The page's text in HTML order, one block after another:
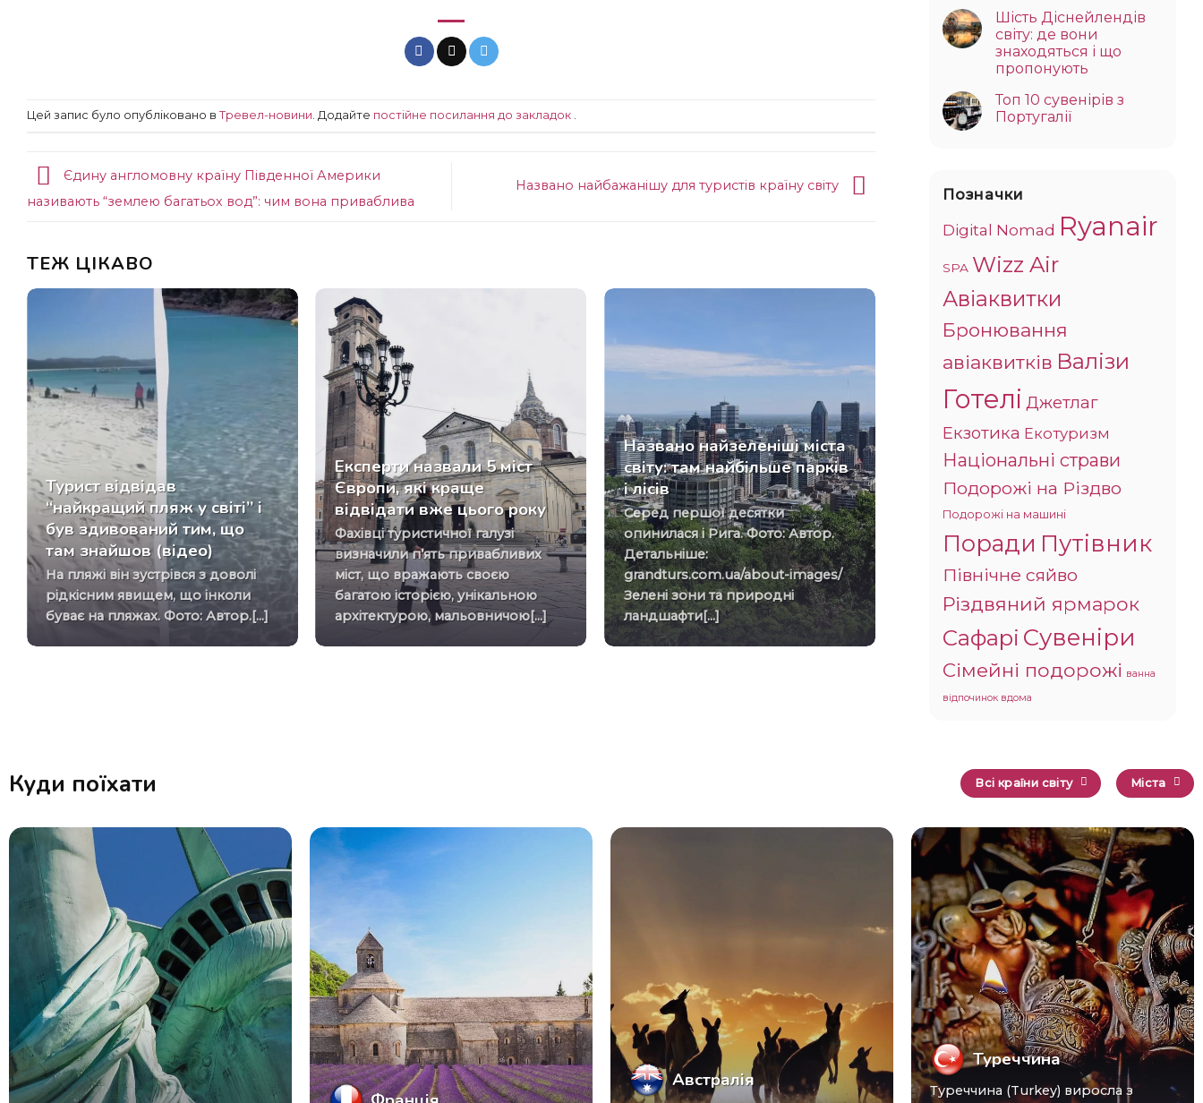
Цей запис було опубліковано в Тревел-новини . Додайте постійне посилання до закладок
Єдину англомовну країну Південної Америки
називають “землею багатьох вод”: чим вона приваблива
Названо найбажанішу для туристів країну світу
ТЕЖ ЦІКАВО
Турист відвідав
“найкращий пляж у світі” і
був здивований тим, що
там знайшов (відео)
На пляжі він зустрівся з доволі
рідкісним явищем, що інколи
буває на пляжах. Фото: Автор.[...]
Експерти назвали 5 міст
Європи, які краще
відвідати вже цього року
Фахівці туристичної галузі
визначили п’ять привабливих
міст, що вражають своєю
багатою історією, унікальною
архітектурою, мальовничою[...]
Названо найзеленіші міста
світу: там найбільше парків
і лісів
Серед першої десятки
опинилася і Рига. Фото: Автор.
Детальніше:
grandturs.com.ua/about-images/
Зелені зони та природні
ландшафти[...]
Сніголавинна небезпека в
Україні: туристам вказали,
де треба бути обережними
рекомендується завантажити
мобільний застосунок
“Порятунок у горах”. Фото:
Автор. Детальніше:
grandturs.com.ua/about-images/ 4
Шість Діснейлендів
світу: де вони
знаходяться і що
пропонують
Топ 10 сувенірів з
Португалії
Позначки
Digital Nomad Ryanair
SPA Wizz Air
Авіаквитки
Бронювання
авіаквитків Валізи
Готелі Джетлаг
Екзотика Екотуризм
Національні страви
Подорожі на Різдво
Подорожі на машині
Поради Путівник
Північне сяйво
Різдвяний ярмарок
Сафарі Сувеніри
Сімейні подорожі ванна
відпочинок вдома
Куди поїхати Всі країни світу Міста
Австралія
Туреччина
Туреччина (Turkey) виросла з